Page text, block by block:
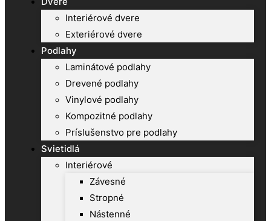
Interiérové dvere
Exteriérové dvere
Podlahy
Laminátové podlahy
Drevené podlahy
Vinylové podlahy
Kompozitné podlahy
Príslušenstvo pre podlahy
Svietidlá
Interiérové
Závesné
Stropné
Nástenné